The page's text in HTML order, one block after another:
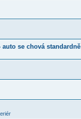
auto se chová standardně